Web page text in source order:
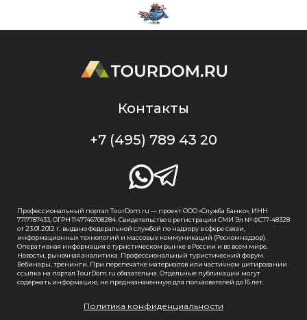
Контакты
+7 (495) 789 43 20
Профессиональный портал TourDom.ru — проект ООО «Служба Банко», ИНН
7717787433, ОГРН 1147746708284. Свидетельство о регистрации СМИ Эл № ФС77-48328
от 23.01.2012 г. выдано Федеральной службой по надзору в сфере связи,
информационных технологий и массовых коммуникаций (Роскомнадзор).
Оперативная информация о туристическом рынке в России и во всем мире.
Новости, рыночная аналитика. Профессиональный туристический форум.
Вебинары, тренинги. При перепечатке материалов или частичном цитировании
ссылка на портал TourDom.ru обязательна. Отдельные публикации могут
содержать информацию, не предназначенную для пользователей до 16 лет.
Политика конфиденциальности